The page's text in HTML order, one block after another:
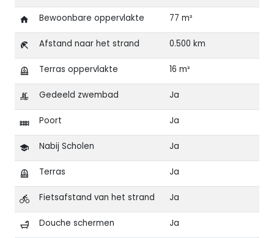
Bewoonbare oppervlakte 77 m²
Afstand naar het strand 0.500 km
Terras oppervlakte 16 m²
Gedeeld zwembad Ja
Poort Ja
Nabij Scholen Ja
Terras Ja
Fietsafstand van het strand Ja
Douche schermen Ja